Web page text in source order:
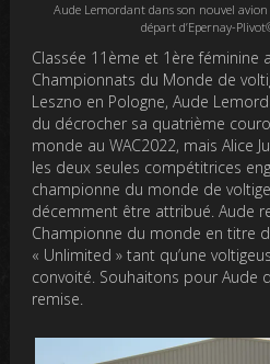
Aude Lemordant dans son nouvel
départ d’Epernay-
Classée 11ème et 1ère féminine
Championnats du Monde de
Leszno en Pologne, Aude
du décrocher sa quatrième
monde au WAC2022, mais Alice
les deux seules compétitrices
championne du monde de
décemment être attribué. Aude
Championne du monde en titre
« Unlimited » tant qu’une
convoité. Souhaitons pour Aude
remise.